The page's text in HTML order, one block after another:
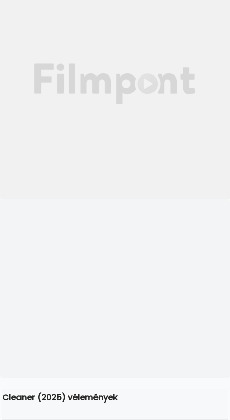
Cleaner (2025) vélemények